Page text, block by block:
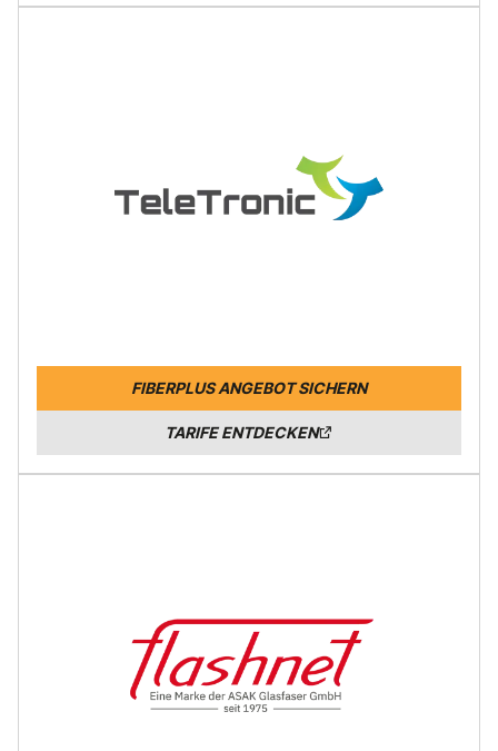
FIBERPLUS ANGEBOT SICHERN
TARIFE ENTDECKEN